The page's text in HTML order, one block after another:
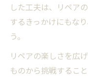
した工夫は、リペア
するきっかけにもな
う。
リペアの楽しさを広
ものから挑戦するこ